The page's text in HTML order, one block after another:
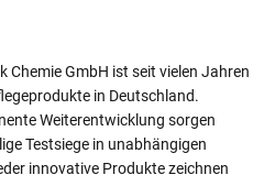
Chemie GmbH ist seit vielen Jahren
in Deutschland.
Weiterentwicklung sorgen
Testsiege in unabhängigen
innovative Produkte zeichnen